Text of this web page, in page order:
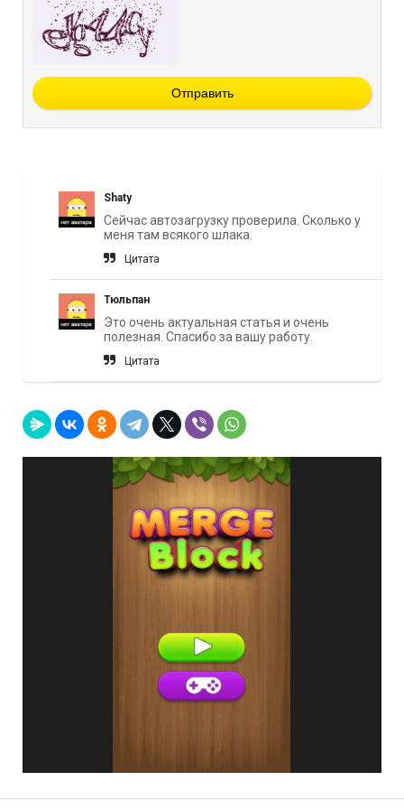
Отправить
Shaty
Сейчас автозагрузку проверила. Сколько у
меня там всякого шлака.
Цитата
Тюльпан
Это очень актуальная статья и очень
полезная. Спасибо за вашу работу.
Цитата